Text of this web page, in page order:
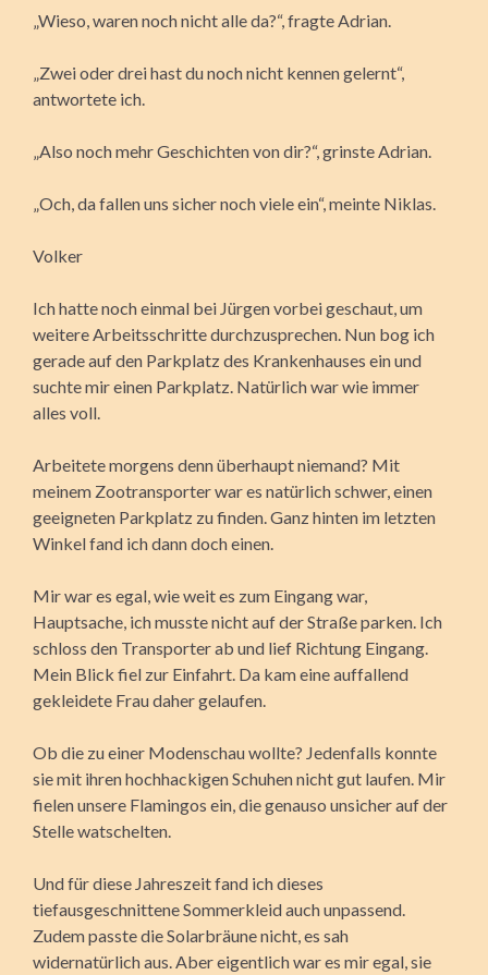
„Wieso, waren noch nicht alle da?“, fragte Adrian.
„Zwei oder drei hast du noch nicht kennen gelernt“,
antwortete ich.
„Also noch mehr Geschichten von dir?“, grinste Adrian.
„Och, da fallen uns sicher noch viele ein“, meinte Niklas.
Volker
Ich hatte noch einmal bei Jürgen vorbei geschaut, um
weitere Arbeitsschritte durchzusprechen. Nun bog ich
gerade auf den Parkplatz des Krankenhauses ein und
suchte mir einen Parkplatz. Natürlich war wie immer
alles voll.
Arbeitete morgens denn überhaupt niemand? Mit
meinem Zootransporter war es natürlich schwer, einen
geeigneten Parkplatz zu finden. Ganz hinten im letzten
Winkel fand ich dann doch einen.
Mir war es egal, wie weit es zum Eingang war,
Hauptsache, ich musste nicht auf der Straße parken. Ich
schloss den Transporter ab und lief Richtung Eingang.
Mein Blick fiel zur Einfahrt. Da kam eine auffallend
gekleidete Frau daher gelaufen.
Ob die zu einer Modenschau wollte? Jedenfalls konnte
sie mit ihren hochhackigen Schuhen nicht gut laufen. Mir
fielen unsere Flamingos ein, die genauso unsicher auf der
Stelle watschelten.
Und für diese Jahreszeit fand ich dieses
tiefausgeschnittene Sommerkleid auch unpassend.
Zudem passte die Solarbräune nicht, es sah
widernatürlich aus. Aber eigentlich war es mir egal, sie